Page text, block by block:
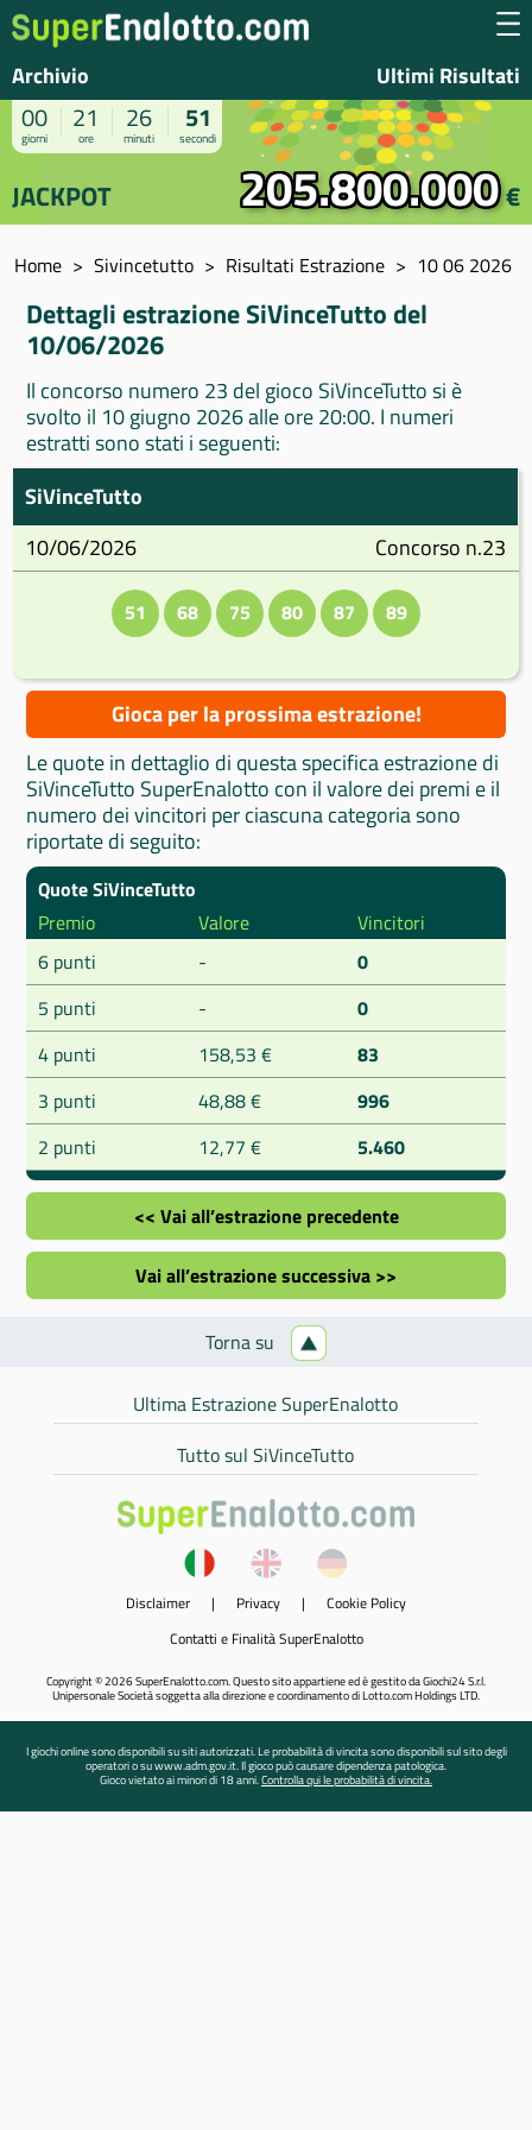
Archivio Ultimi Risultati
00
giorni
21
ore
26
minuti
51
secondi
JACKPOT 205.800.000€
Home Sivincetutto Risultati Estrazione 10 06 2026
Dettagli estrazione SiVinceTutto del
10/06/2026
Il concorso numero 23 del gioco SiVinceTutto si è
svolto il 10 giugno 2026 alle ore 20:00. I numeri
estratti sono stati i seguenti:
SiVinceTutto
10/06/2026
Concorso n.23
51 68 75 80 87 89
Gioca per la prossima estrazione!
Le quote in dettaglio di questa specifica estrazione di
SiVinceTutto SuperEnalotto con il valore dei premi e il
numero dei vincitori per ciascuna categoria sono
riportate di seguito:
Quote SiVinceTutto
Premio
Valore
Vincitori
6 punti
-
0
5 punti
-
0
4 punti
158,53 €
83
3 punti
48,88 €
996
2 punti
12,77 € 5.460
<< Vai all’estrazione precedente
Vai all’estrazione successiva >>
Torna su
Ultima Estrazione SuperEnalotto
Tutto sul SiVinceTutto
Disclaimer | Privacy | Cookie Policy
Contatti e Finalità SuperEnalotto
Copyright © 2026 SuperEnalotto.com. Questo sito appartiene ed è gestito da Giochi24 S.r.l.
Unipersonale Società soggetta alla direzione e coordinamento di Lotto.com Holdings LTD.
I giochi online sono disponibili su siti autorizzati. Le probabilità di vincita sono disponibili sul sito degli
operatori o su www.adm.gov.it. Il gioco può causare dipendenza patologica.
Gioco vietato ai minori di 18 anni.Controlla qui le probabilità di vincita.